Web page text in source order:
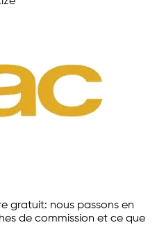
gratuit: nous passons en
de commission et ce que